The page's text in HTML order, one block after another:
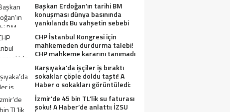
Başkan Erdoğan’ın tarihi BM
konuşması dünya basınında
yankılandı: Bu vahşetin sebebi
olabilir mi?
CHP İstanbul Kongresi için
mahkemeden durdurma talebi!
CHP mahkeme kararını tanımadı
Karşıyaka’da işçiler iş bıraktı
sokaklar çöple doldu taştı! A
Haber o sokakları görüntüledi:
Fareler cirit atıyor
İzmir’de 45 bin TL’lik su faturası
şoku! A Haber’de anlattı: İZSU